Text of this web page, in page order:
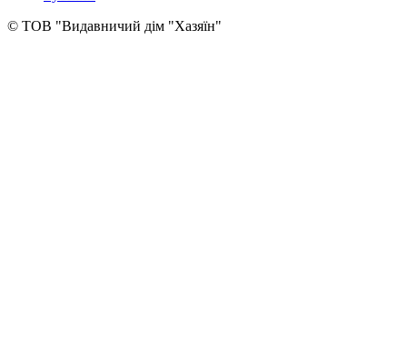
© ТОВ "Видавничий дім "Хазяїн"